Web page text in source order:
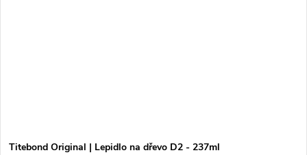
Titebond Original | Lepidlo na dřevo D2 - 237ml